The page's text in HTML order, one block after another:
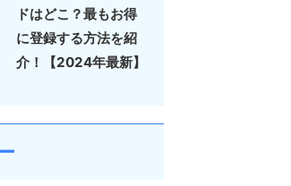
ドはどこ？最もお得
に登録する方法を紹
介！【2024年最新】